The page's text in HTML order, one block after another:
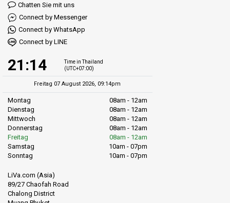
Chatten Sie mit uns
Connect by Messenger
Connect by WhatsApp
Connect by LINE
21:14
Time in Thailand
(UTC+07:00)
Freitag 07 August 2026, 09:14pm
Montag
08am - 12am
Dienstag
08am - 12am
Mittwoch
08am - 12am
Donnerstag
08am - 12am
Freitag
08am - 12am
Samstag
10am - 07pm
Sonntag
10am - 07pm
LiVa.com (Asia)
89/27 Chaofah Road
Chalong District